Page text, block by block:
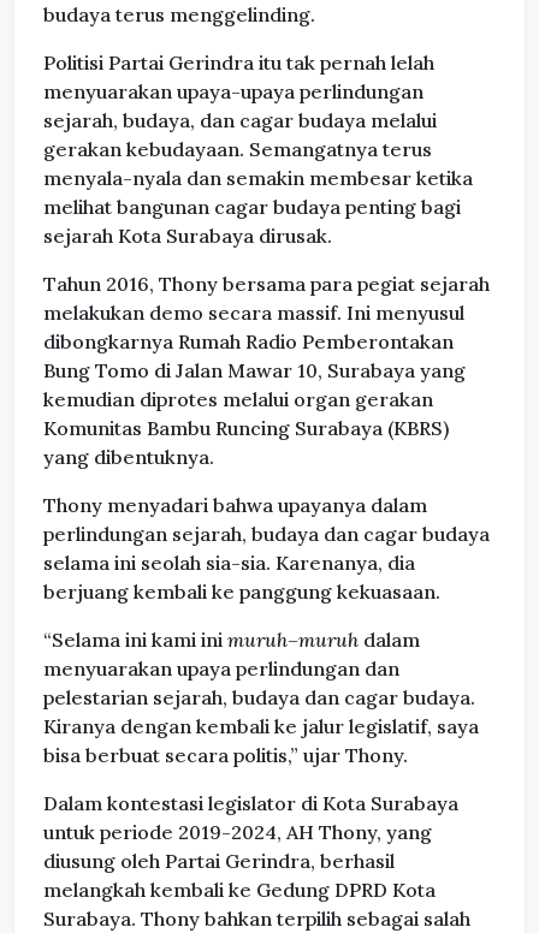
budaya terus menggelinding.
Politisi Partai Gerindra itu tak pernah lelah
menyuarakan upaya-upaya perlindungan
sejarah, budaya, dan cagar budaya melalui
gerakan kebudayaan. Semangatnya terus
menyala-nyala dan semakin membesar ketika
melihat bangunan cagar budaya penting bagi
sejarah Kota Surabaya dirusak.
Tahun 2016, Thony bersama para pegiat sejarah
melakukan demo secara massif. Ini menyusul
dibongkarnya Rumah Radio Pemberontakan
Bung Tomo di Jalan Mawar 10, Surabaya yang
kemudian diprotes melalui organ gerakan
Komunitas Bambu Runcing Surabaya (KBRS)
yang dibentuknya.
Thony menyadari bahwa upayanya dalam
perlindungan sejarah, budaya dan cagar budaya
selama ini seolah sia-sia. Karenanya, dia
berjuang kembali ke panggung kekuasaan.
“Selama ini kami ini muruh–muruh dalam
menyuarakan upaya perlindungan dan
pelestarian sejarah, budaya dan cagar budaya.
Kiranya dengan kembali ke jalur legislatif, saya
bisa berbuat secara politis,” ujar Thony.
Dalam kontestasi legislator di Kota Surabaya
untuk periode 2019-2024, AH Thony, yang
diusung oleh Partai Gerindra, berhasil
melangkah kembali ke Gedung DPRD Kota
Surabaya. Thony bahkan terpilih sebagai salah